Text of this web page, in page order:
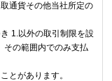
通貨その他当社所定の
1.以外の取引制限を設
その範囲内でのみ支払
とがあります。